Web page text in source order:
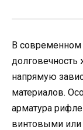
В современном
долговечность
напрямую
материалов.
арматура
винтовыми